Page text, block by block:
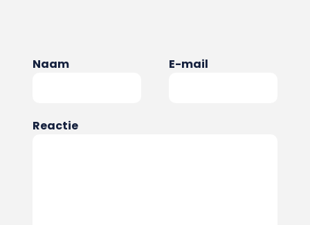
Naam E-mail
Reactie